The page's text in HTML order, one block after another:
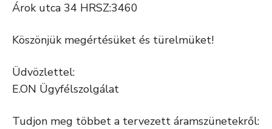
Árok utca 34 HRSZ:3460
Köszönjük megértésüket és türelmüket!
Üdvözlettel:
E.ON Ügyfélszolgálat
Tudjon meg többet a tervezett áramszünetekről: